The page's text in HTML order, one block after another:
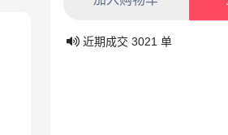
近期成交 3021 单